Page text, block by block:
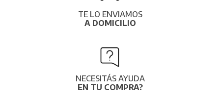
TE LO ENVIAMOS
A DOMICILIO
NECESITÁS AYUDA
EN TU COMPRA?